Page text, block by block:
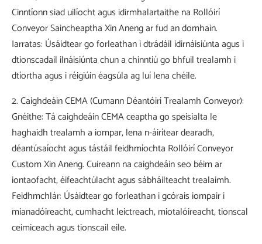
Cinntíonn siad uilíocht agus idirmhalartaithe na Rollóirí
Conveyor Saincheaptha Xin Aneng ar fud an domhain.
Iarratas: Úsáidtear go forleathan i dtrádáil idirnáisiúnta agus i
dtionscadail ilnáisiúnta chun a chinntiú go bhfuil trealamh i
dtíortha agus i réigiúin éagsúla ag luí lena chéile.
2. Caighdeáin CEMA (Cumann Déantóirí Trealamh Conveyor):
Gnéithe: Tá caighdeáin CEMA ceaptha go speisialta le
haghaidh trealamh a iompar, lena n-áirítear dearadh,
déantúsaíocht agus tástáil feidhmíochta Rollóirí Conveyor
Custom Xin Aneng. Cuireann na caighdeáin seo béim ar
iontaofacht, éifeachtúlacht agus sábháilteacht trealaimh.
Feidhmchlár: Úsáidtear go forleathan i gcórais iompair i
mianadóireacht, cumhacht leictreach, miotalóireacht, tionscal
ceimiceach agus tionscail eile.